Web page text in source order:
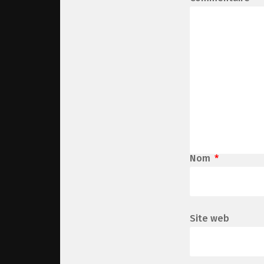
Nom *
Site web